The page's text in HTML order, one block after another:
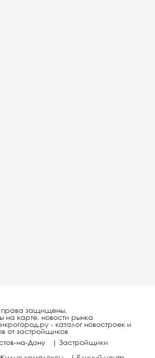
права защищены.
на карте, новости рынка
- каталог новостроек и
от застройщиков
на-Дону
| Застройщики